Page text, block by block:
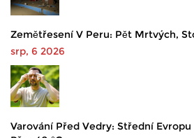
Zemětřesení V Peru: Pět Mrtvých,
srp, 6 2026
Varování Před Vedry: Střední Evropu